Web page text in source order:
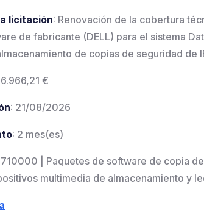
licitación: Renovación de la cobertura
de fabricante (DELL) para el sistema
de copias de seguridad de
€
: 21/08/2026
: 2 mes(es)
| Paquetes de software de copia
multimedia de almacenamiento y